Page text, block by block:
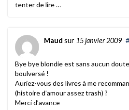
tenter de lire …
Maud sur 15 janvier 2009 #
Bye bye blondie est sans aucun
boulversé !
Auriez-vous des livres à me
(histoire d’amour assez trash) ?
Merci d’avance